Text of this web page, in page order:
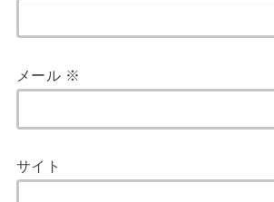
メール ※
サイト